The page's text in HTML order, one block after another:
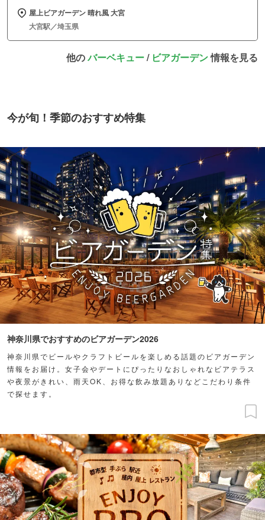
屋上ビアガーデン 晴れ風 大宮
大宮駅／埼玉県
他のバーベキュー/ ビアガーデン情報を見る
今が旬！季節のおすすめ特集
神奈川県でおすすめのビアガーデン2026
神奈川県でビールやクラフトビールを楽しめる話題のビアガーデン
情報をお届け。女子会やデートにぴったりなおしゃれなビアテラス
や夜景がきれい、雨天OK、お得な飲み放題ありなどこだわり条件
で探せます。